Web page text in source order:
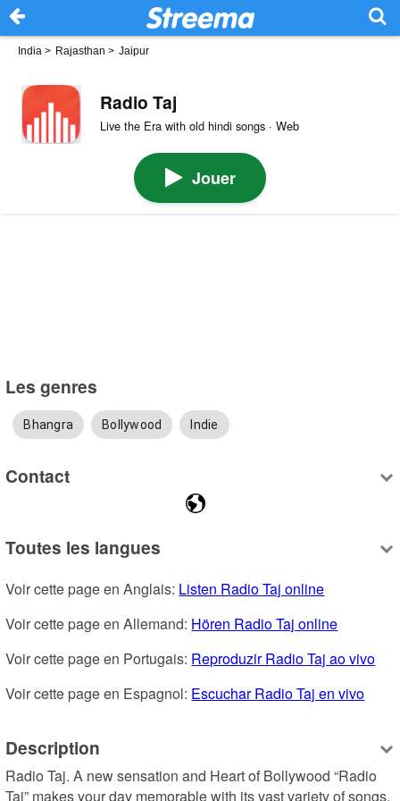
India > Rajasthan > Jaipur
Radio Taj
Live the Era with old hindi songs · Web
Jouer
Les genres
Bhangra Bollywood Indie
Contact
Toutes les langues
Voir cette page en Anglais: Listen Radio Taj online
Voir cette page en Allemand: Hören Radio Taj online
Voir cette page en Portugais: Reproduzir Radio Taj ao vivo
Voir cette page en Espagnol: Escuchar Radio Taj en vivo
Description
Radio Taj. A new sensation and Heart of Bollywood “Radio
Taj” makes your day memorable with its vast variety of songs.